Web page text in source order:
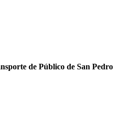
de Público de San